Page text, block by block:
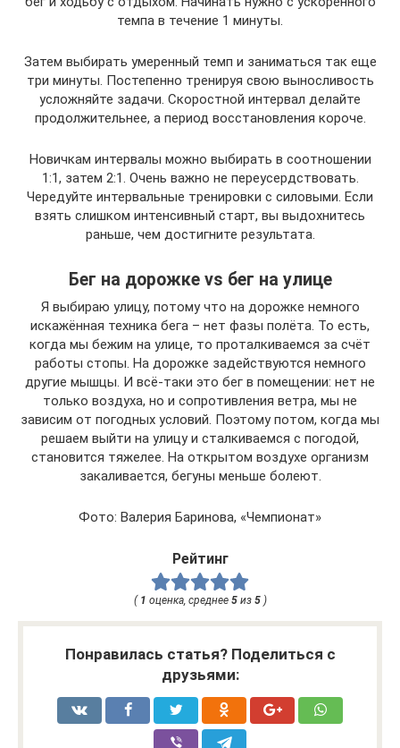
темпа в течение 1 минуты.
Затем выбирать умеренный темп и заниматься так еще
три минуты. Постепенно тренируя свою выносливость
усложняйте задачи. Скоростной интервал делайте
продолжительнее, а период восстановления короче.
Новичкам интервалы можно выбирать в соотношении
1:1, затем 2:1. Очень важно не переусердствовать.
Чередуйте интервальные тренировки с силовыми. Если
взять слишком интенсивный старт, вы выдохнитесь
раньше, чем достигните результата.
Бег на дорожке vs бег на улице
Я выбираю улицу, потому что на дорожке немного
искажённая техника бега – нет фазы полёта. То есть,
когда мы бежим на улице, то проталкиваемся за счёт
работы стопы. На дорожке задействуются немного
другие мышцы. И всё-таки это бег в помещении: нет не
только воздуха, но и сопротивления ветра, мы не
зависим от погодных условий. Поэтому потом, когда мы
решаем выйти на улицу и сталкиваемся с погодой,
становится тяжелее. На открытом воздухе организм
закаливается, бегуны меньше болеют.
Фото: Валерия Баринова, «Чемпионат»
Рейтинг
( 1 оценка, среднее 5из 5)
Понравилась статья? Поделиться с
друзьями: